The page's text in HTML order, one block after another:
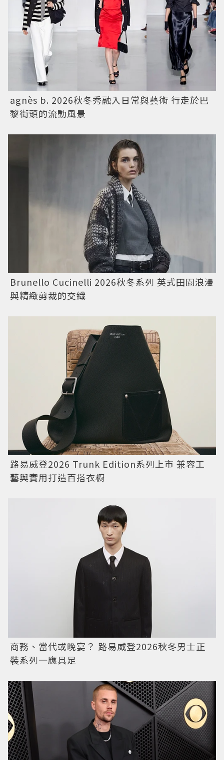
agnès b. 2026秋冬秀融入日常與藝術 行走於巴
黎街頭的流動風景
Brunello Cucinelli 2026秋冬系列 英式田園浪漫
與精緻剪裁的交織
路易威登2026 Trunk Edition系列上市 兼容工
藝與實用打造百搭衣櫥
商務、當代或晚宴？ 路易威登2026秋冬男士正
裝系列一應具足